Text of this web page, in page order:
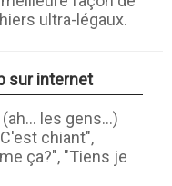
ultra-légaux.
sur internet
les gens...)
chiant",
ça?", "Tiens je